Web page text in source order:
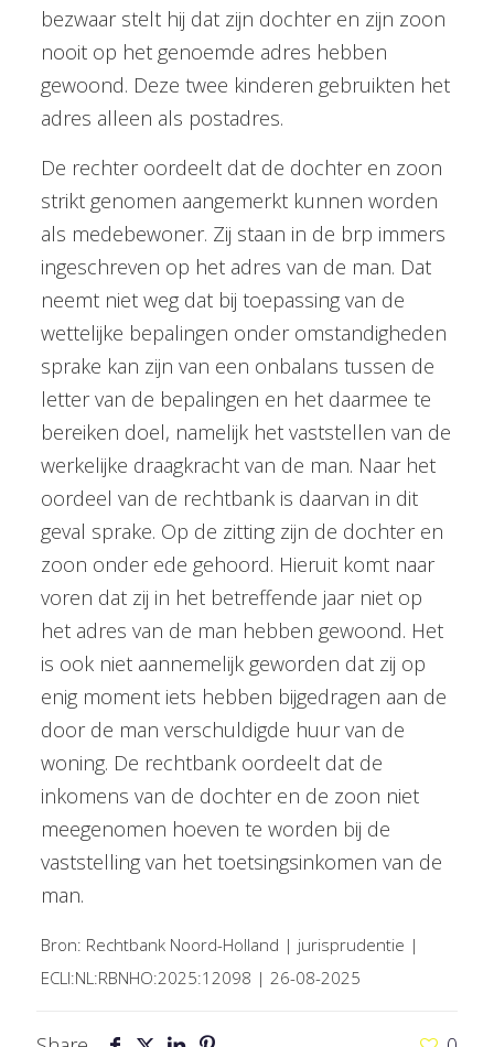
bezwaar stelt hij dat zijn dochter en zijn zoon
nooit op het genoemde adres hebben
gewoond. Deze twee kinderen gebruikten het
adres alleen als postadres.
De rechter oordeelt dat de dochter en zoon
strikt genomen aangemerkt kunnen worden
als medebewoner. Zij staan in de brp immers
ingeschreven op het adres van de man. Dat
neemt niet weg dat bij toepassing van de
wettelijke bepalingen onder omstandigheden
sprake kan zijn van een onbalans tussen de
letter van de bepalingen en het daarmee te
bereiken doel, namelijk het vaststellen van de
werkelijke draagkracht van de man. Naar het
oordeel van de rechtbank is daarvan in dit
geval sprake. Op de zitting zijn de dochter en
zoon onder ede gehoord. Hieruit komt naar
voren dat zij in het betreffende jaar niet op
het adres van de man hebben gewoond. Het
is ook niet aannemelijk geworden dat zij op
enig moment iets hebben bijgedragen aan de
door de man verschuldigde huur van de
woning. De rechtbank oordeelt dat de
inkomens van de dochter en de zoon niet
meegenomen hoeven te worden bij de
vaststelling van het toetsingsinkomen van de
man.
Bron: Rechtbank Noord-Holland | jurisprudentie |
ECLI:NL:RBNHO:2025:12098 | 26-08-2025